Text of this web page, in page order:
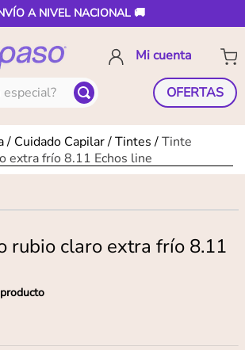
A NIVEL NACIONAL 🚚
OFERTAS
Cuidado Capilar Tintes
Tinte
extra frío 8.11 Echos line
rubio claro extra frío 8.11